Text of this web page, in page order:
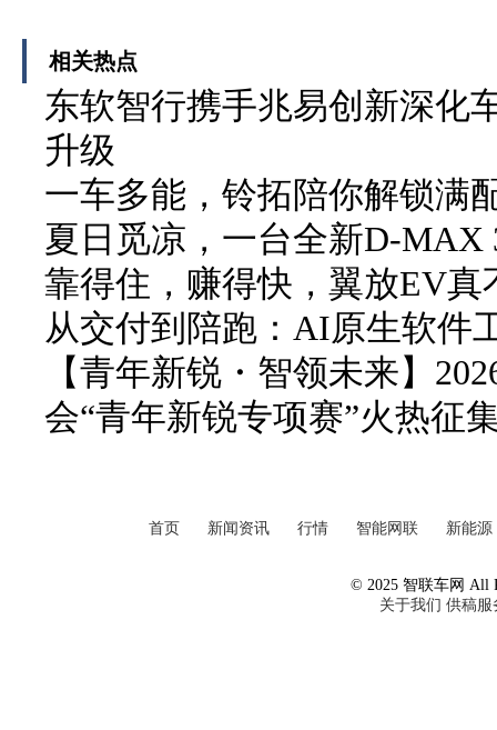
相关热点
东软智行携手兆易创新深化
升级
一车多能，铃拓陪你解锁满
夏日觅凉，一台全新D-MAX
靠得住，赚得快，翼放EV真
从交付到陪跑：AI原生软件
【青年新锐・智领未来】
会“青年新锐专项赛”火热征
首页 新闻资讯 行情 智能网联 新能源
© 2025 智联车网 All
关于我们 供稿服